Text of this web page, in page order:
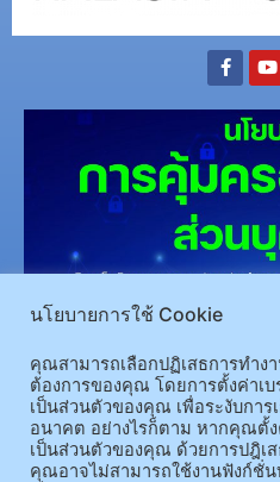
(อ.นามน)13 หมู่ 14 ต.สงเปลือย อ.นามน จ.กา
(อ.เมือง)62/1 ถ.เกษตรสมบูรณ์ ต.กาฬสินธุ์ อ.เมื
© 2025 All
นโยบายการใช้ Cookie
คุณสามารถเลือกปฏิเสธการทำง
ต้องการของคุณ โดยการตั้งค่าเ
เป็นส่วนตัวของคุณ เพื่อระงับกา
อนาคต อย่างไรก็ตาม หากคุณตั้ง
เป็นส่วนตัวของคุณ ด้วยการปฎิเ
คุณอาจไม่สามารถใช้งานฟังก์ชั่